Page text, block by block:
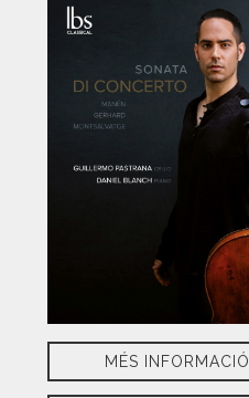
MÉS INFORMACIÓ